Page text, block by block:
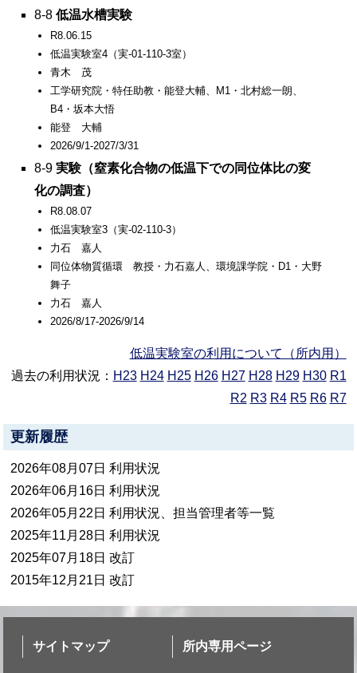
8-8 低温水槽実験
R8.06.15
低温実験室4（実-01-110-3室）
青木 茂
工学研究院・特任助教・能登大輔、M1・北村総一朗、
B4・坂本大悟
能登 大輔
2026/9/1-2027/3/31
8-9 実験（窒素化合物の低温下での同位体比の変
化の調査）
R8.08.07
低温実験室3（実-02-110-3）
力石 嘉人
同位体物質循環 教授・力石嘉人、環境課学院・D1・大野
舞子
力石 嘉人
2026/8/17-2026/9/14
低温実験室の利用について（所内用）
過去の利用状況： H23 H24 H25 H26 H27 H28 H29 H30 R1
R2 R3 R4 R5 R6 R7
更新履歴
2026年08月07日 利用状況
2026年06月16日 利用状況
2026年05月22日 利用状況、担当管理者等一覧
2025年11月28日 利用状況
2025年07月18日 改訂
2015年12月21日 改訂
サイトマップ 所内専用ページ